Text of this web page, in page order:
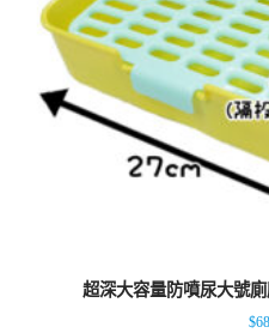
超深大容量防噴尿大號廁
$